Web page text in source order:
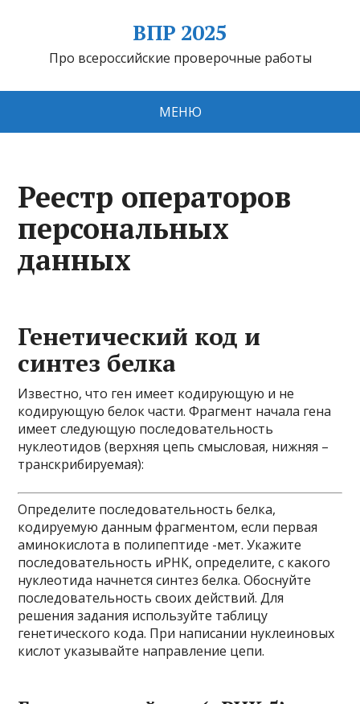
ВПР 2025
Про всероссийские проверочные работы
МЕНЮ
Реестр операторов
персональных
данных
Генетический код и
синтез белка
Известно, что ген имеет кодирующую и не
кодирующую белок части. Фрагмент начала гена
имеет следующую последовательность
нуклеотидов (верхняя цепь смысловая, нижняя –
транскрибируемая):
Определите последовательность белка,
кодируемую данным фрагментом, если первая
аминокислота в полипептиде -мет. Укажите
последовательность иРНК, определите, с какого
нуклеотида начнется синтез белка. Обоснуйте
последовательность своих действий. Для
решения задания используйте таблицу
генетического кода. При написании нуклеиновых
кислот указывайте направление цепи.